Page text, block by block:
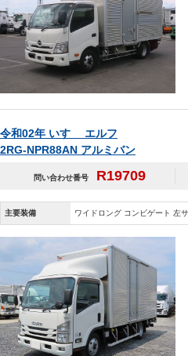
令和02年 いすゞ エルフ
2RG-NPR88AN アルミバン
問い合わせ番号 R19709
主要装備 ワイドロング コンビゲート 左